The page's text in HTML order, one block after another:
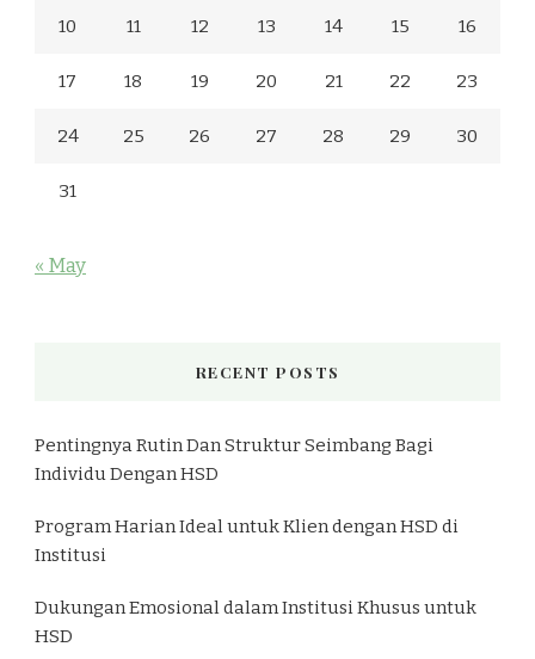
10 11 12 13 14 15 16
17 18 19 20 21 22 23
24 25 26 27 28 29 30
31
« May
RECENT POSTS
Pentingnya Rutin Dan Struktur Seimbang Bagi
Individu Dengan HSD
Program Harian Ideal untuk Klien dengan HSD di
Institusi
Dukungan Emosional dalam Institusi Khusus untuk
HSD